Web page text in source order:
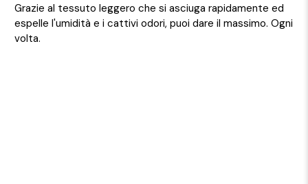
Grazie al tessuto leggero che si asciuga rapidamente ed
espelle l'umidità e i cattivi odori, puoi dare il massimo. Ogni
volta.